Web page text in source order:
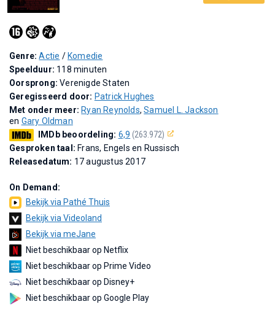
Genre:Actie / Komedie
Speelduur: 118 minuten
Oorsprong:Verenigde Staten
Geregisseerd door: Patrick Hughes
Met onder meer: Ryan Reynolds,Samuel L. Jackson
en Gary Oldman
IMDb beoordeling: 6,9 (263.972)
Gesproken taal: Frans, Engels en Russisch
Releasedatum: 17 augustus 2017
On Demand:
Bekijk via Pathé Thuis
Bekijk via Videoland
Bekijk via meJane
Niet beschikbaar op Netflix
Niet beschikbaar op Prime Video
Niet beschikbaar op Disney+
Niet beschikbaar op Google Play